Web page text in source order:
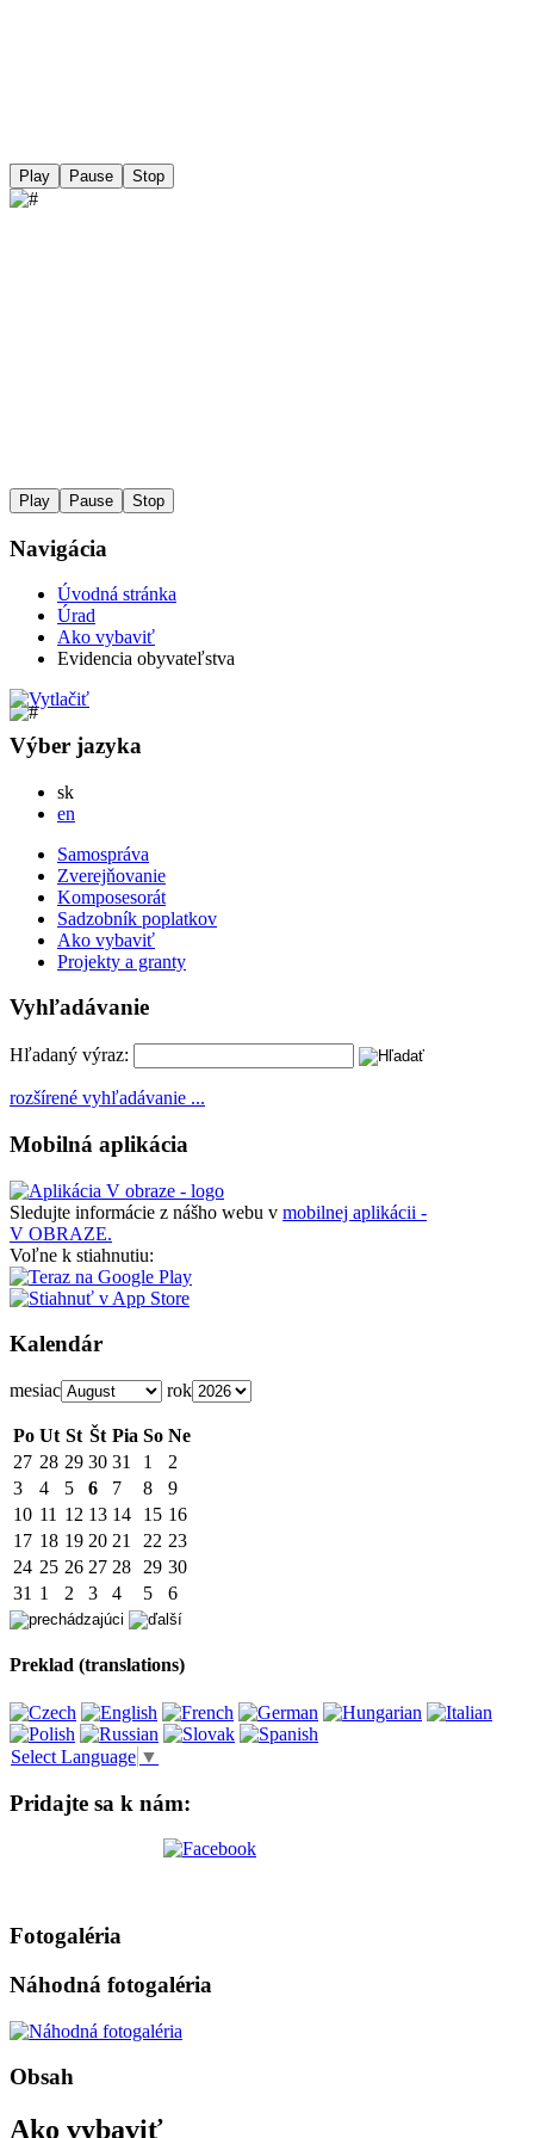
Play Pause Stop
Play Pause Stop
Navigácia
Úvodná stránka
Úrad
Ako vybaviť
Evidencia obyvateľstva
Výber jazyka
skSlovensky
en
Samospráva
Zverejňovanie
Komposesorát
Sadzobník poplatkov
Ako vybaviť
Projekty a granty
Vyhľadávanie
Hľadaný výraz:
rozšírené vyhľadávanie ...
Mobilná aplikácia
Sledujte informácie z nášho webu v mobilnej aplikácii -
V OBRAZE.
Voľne k stiahnutiu:
Kalendár
mesiac rok
Po Ut St Št Pia So Ne
27 28 29 30 31 1
2
3
4 5 6 7 8
9
10 11 12 13 14 15 16
17 18 19 20 21 22 23
24 25 26 27 28 29 30
31 1 2 3 4 5 6
Preklad (translations)
Select Language ▼
Pridajte sa k nám:
Fotogaléria
Náhodná fotogaléria
Obsah
Ako vybaviť